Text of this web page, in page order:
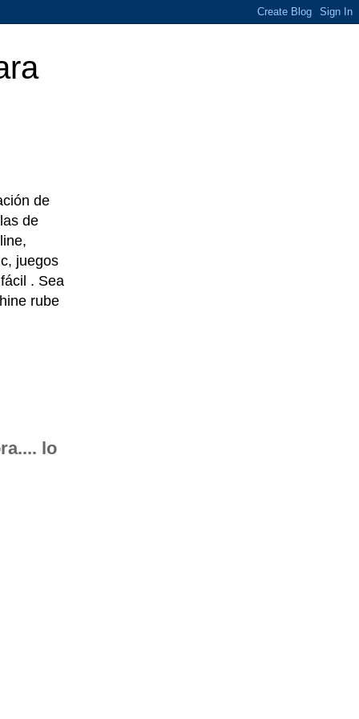
de
de
juegos
. Sea
rube
lo